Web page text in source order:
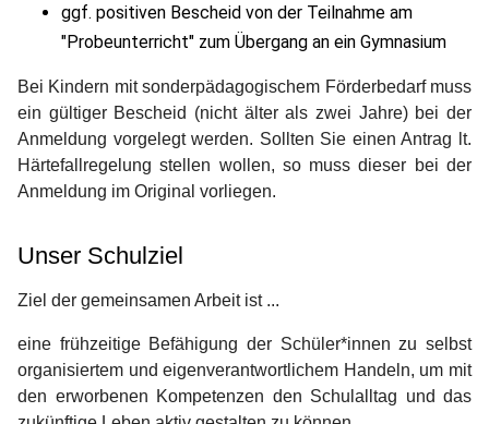
ggf. positiven Bescheid von der Teilnahme am
"Probeunterricht" zum Übergang an ein Gymnasium
Bei Kindern mit sonderpädagogischem Förderbedarf muss
ein gültiger Bescheid (nicht älter als zwei Jahre) bei der
Anmeldung vorgelegt werden. Sollten Sie einen Antrag lt.
Härtefallregelung stellen wollen, so muss dieser bei der
Anmeldung im Original vorliegen.
Unser Schulziel
Ziel der gemeinsamen Arbeit ist ...
eine frühzeitige Befähigung der Schüler*innen zu selbst
organisiertem und eigenverantwortlichem Handeln, um mit
den erworbenen Kompetenzen den Schulalltag und das